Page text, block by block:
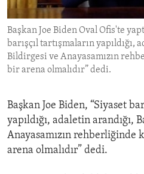
ENVIRONMENT AND HEALTH
IDEALS AND INSTITUTIONS
Başkan Joe Biden Oval Ofis'te
barışçıl tartışmaların yapıldığı,
Bildirgesi ve Anayasamızın
bir arena olmalıdır” dedi.
Başkan Joe Biden, “Siyaset
yapıldığı, adaletin arandığı,
Anayasamızın rehberliğinde
arena olmalıdır” dedi.